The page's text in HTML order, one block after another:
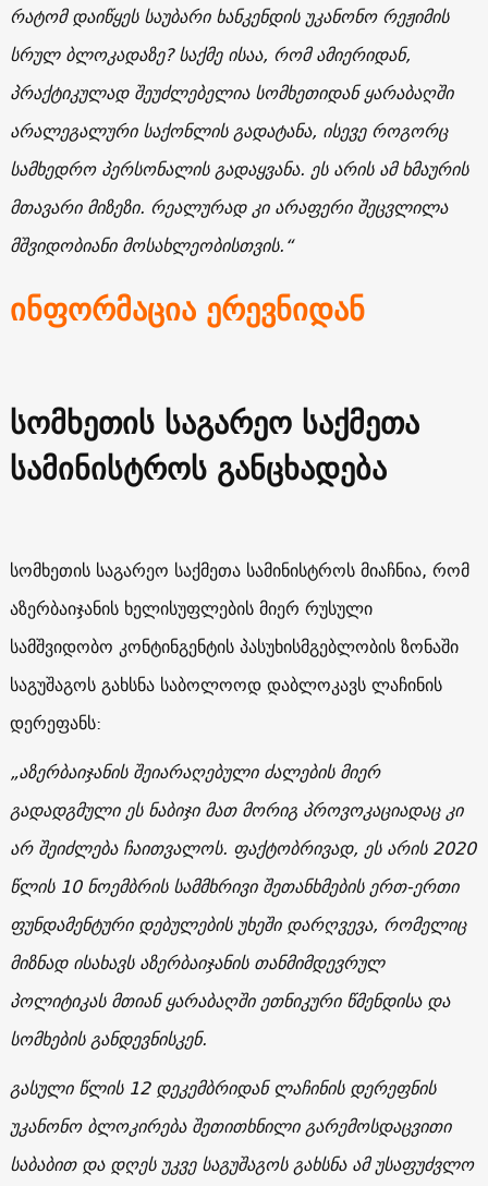
რატომ დაიწყეს საუბარი ხანკენდის უკანონო რეჟიმის
სრულ ბლოკადაზე? საქმე ისაა, რომ ამიერიდან,
პრაქტიკულად შეუძლებელია სომხეთიდან ყარაბაღში
არალეგალური საქონლის გადატანა, ისევე როგორც
სამხედრო პერსონალის გადაყვანა. ეს არის ამ ხმაურის
მთავარი მიზეზი. რეალურად კი არაფერი შეცვლილა
მშვიდობიანი მოსახლეობისთვის.“
ინფორმაცია ერევნიდან
სომხეთის საგარეო საქმეთა
სამინისტროს განცხადება
სომხეთის საგარეო საქმეთა სამინისტროს მიაჩნია, რომ
აზერბაიჯანის ხელისუფლების მიერ რუსული
სამშვიდობო კონტინგენტის პასუხისმგებლობის ზონაში
საგუშაგოს გახსნა საბოლოოდ დაბლოკავს ლაჩინის
დერეფანს:
„აზერბაიჯანის შეიარაღებული ძალების მიერ
გადადგმული ეს ნაბიჯი მათ მორიგ პროვოკაციადაც კი
არ შეიძლება ჩაითვალოს. ფაქტობრივად, ეს არის 2020
წლის 10 ნოემბრის სამმხრივი შეთანხმების ერთ-ერთი
ფუნდამენტური დებულების უხეში დარღვევა, რომელიც
მიზნად ისახავს აზერბაიჯანის თანმიმდევრულ
პოლიტიკას მთიან ყარაბაღში ეთნიკური წმენდისა და
სომხების განდევნისკენ.
გასული წლის 12 დეკემბრიდან ლაჩინის დერეფნის
უკანონო ბლოკირება შეთითხნილი გარემოსდაცვითი
საბაბით და დღეს უკვე საგუშაგოს გახსნა ამ უსაფუძვლო